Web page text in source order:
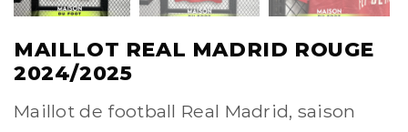
MAILLOT REAL MADRID ROUGE
2024/2025
Maillot de football Real Madrid, saison